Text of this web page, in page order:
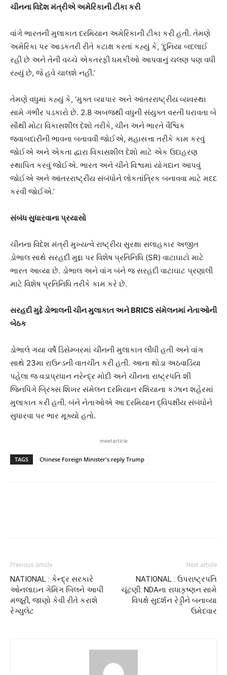
ચીનના વિદેશ મંત્રીએ અમેરિકાની ટીકા કરી
વાંગે ભારતની મુલાકાત દરમિયાન અમેરિકાની ટીકા કરી હતી. તેમણે
અમેરિકા પર આડકતરી રીતે કટાક્ષ કરતાં કહ્યું કે, ‘દુનિયા બદલાઈ
રહી છે અને તેની વચ્ચે એકતરફી ધમકીઓ આપવાનું ચલણ પણ વધી
રહ્યું છે, જે હવે ચાલશે નહીં.’
તેમણે વધુમાં કહ્યું કે, ‘મુક્ત વ્યાપાર અને આંતરરાષ્ટ્રીય વ્યવસ્થા
સામે ગંભીર પડકારો છે. 2.8 અબજથી વધુની સંયુક્ત વસ્તી ધરાવતા બે
સૌથી મોટા વિકાસશીલ દેશો તરીકે, ચીન અને ભારતે વૈશ્વિક
જવાબદારીની ભાવના બતાવવી જોઈએ, મહાસત્તા તરીકે કામ કરવું
જોઈએ અને એકતા દ્વારા વિકાસશીલ દેશો માટે એક ઉદાહરણ
સ્થાપિત કરવું જોઈએ. ભારત અને ચીને વિશ્વમાં યોગદાન આપવું
જોઈએ અને આંતરરાષ્ટ્રીય સંબંધોને લોકતાંત્રિક બનાવવા માટે મદદ
કરવી જોઈએ.’
સંબંધ સુધારવાના પ્રયાસો
ચીનના વિદેશ મંત્રી મુખ્યત્વે રાષ્ટ્રીય સુરક્ષા સલાહકાર અજીત
ડોભાલ સાથે સરહદી મુદ્દા પર વિશેષ પ્રતિનિધિ (SR) વાટાઘાટો માટે
ભારત આવ્યા છે. ડોભાલ અને વાંગ બંને જ સરહદી વાટાઘાટ પ્રણાલી
માટે વિશેષ પ્રતિનિધિ તરીકે કામ કરે છે.
સરહદી મુદ્દે ડોભાલની ચીન મુલાકાત અને BRICS સંમેલનમાં નેતાઓની
બેઠક
ડોભાલે ગયા વર્ષે ડિસેમ્બરમાં ચીનની મુલાકાત લીધી હતી અને વાંગ
સાથે 23મા રાઉન્ડની વાતચીત કરી હતી. આના થોડા અઠવાડિયા
પહેલા જ વડાપ્રધાન નરેન્દ્ર મોદી અને ચીનના રાષ્ટ્રપતિ શી
જિનપિંગે બ્રિક્સ શિખર સંમેલન દરમિયાન રશિયાના કઝાન શહેરમાં
મુલાકાત કરી હતી. બંને નેતાઓએ આ દરમિયાન દ્વિપક્ષીય સંબંધોને
સુધારવા પર ભાર મૂક્યો હતો.
meetarticle
TAGS Chinese Foreign Minister's reply Trump
Previous article
NATIONAL : કેન્દ્ર સરકારે
ઓનલાઇન ગેમિંગ બિલને આપી
મંજૂરી, જાણો કેવી રીતે કરાશે
રેગ્યુલેટ
Next article
NATIONAL : ઉપરાષ્ટ્રપતિ
ચૂંટણી: NDAના રાધાકૃષ્ણન સામે
વિપક્ષે સુદર્શન રેડ્ડીને બનાવ્યા
ઉમેદવાર